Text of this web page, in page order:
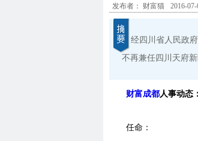
发布者： 财富猫 2016-07-
经四川省人民政
不再兼任四川天府
财富成都人事动态：
任命：